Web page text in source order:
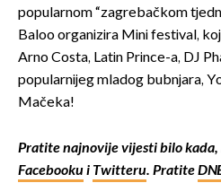
popularnom “zagrebačkom
Baloo organizira Mini festival,
Arno Costa, Latin Prince-a, DJ
popularnijeg mladog bubnjara,
Mačeka!
Pratite najnovije vijesti bilo
Facebookui Twitteru. Pratite